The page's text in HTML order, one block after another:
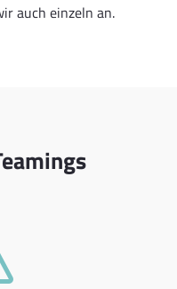
auch einzeln an.